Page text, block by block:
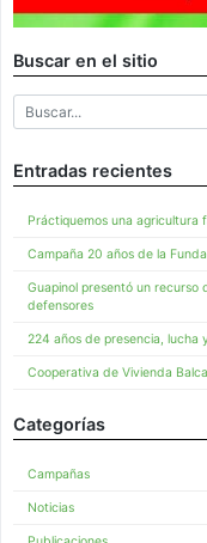
Buscar en el sitio
Entradas recientes
Práctiquemos una agricultura
Campaña 20 años de la
Guapinol presentó un
defensores
224 años de presencia, lucha
Cooperativa de Vivienda
Categorías
Campañas
Noticias